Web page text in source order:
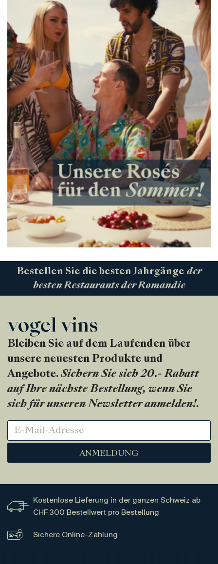
Bestellen Sie die besten Jahrgänge der
besten Restaurants der Romandie
Bleiben Sie auf dem Laufenden über
unsere neuesten Produkte und
Angebote. Sichern Sie sich 20.- Rabatt
auf Ihre nächste Bestellung, wenn Sie
sich für unseren Newsletter anmelden!.
ANMELDUNG
Kostenlose Lieferung in der ganzen Schweiz ab
CHF 300 Bestellwert pro Bestellung
Sichere Online-Zahlung